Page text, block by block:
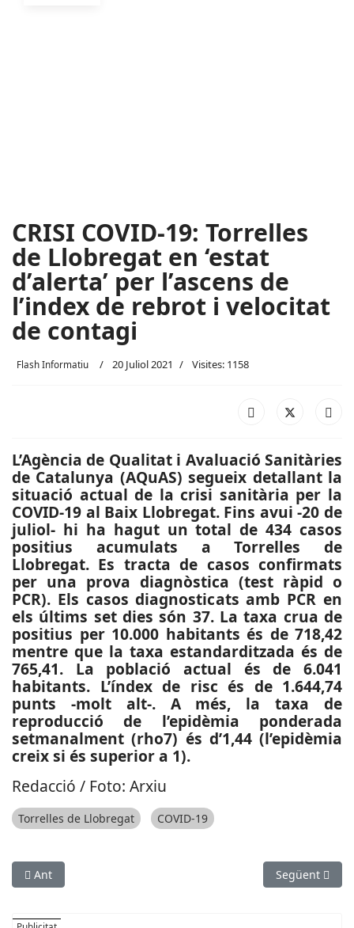
CRISI COVID-19: Torrelles
de Llobregat en ‘estat
d’alerta’ per l’ascens de
l’index de rebrot i velocitat
de contagi
Flash Informatiu 20 Juliol 2021 Visites: 1158
L’Agència de Qualitat i Avaluació Sanitàries
de Catalunya (AQuAS) segueix detallant la
situació actual de la crisi sanitària per la
COVID-19 al Baix Llobregat. Fins avui -20 de
juliol- hi ha hagut un total de 434 casos
positius acumulats a Torrelles de
Llobregat. Es tracta de casos confirmats
per una prova diagnòstica (test ràpid o
PCR). Els casos diagnosticats amb PCR en
els últims set dies són 37. La taxa crua de
positius per 10.000 habitants és de 718,42
mentre que la taxa estandarditzada és de
765,41. La població actual és de 6.041
habitants. L’índex de risc és de 1.644,74
punts -molt alt-. A més, la taxa de
reproducció de l’epidèmia ponderada
setmanalment (rho7) és d’1,44 (l’epidèmia
creix si és superior a 1).
Redacció / Foto: Arxiu
Torrelles de Llobregat COVID-19
Article anterior: CULTURA: El Festival Gong de Collbató
Ant Article
Següent